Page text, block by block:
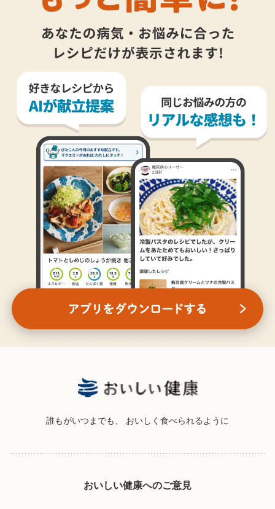
誰もがいつまでも、 おいしく食べられるように
おいしい健康へのご意見